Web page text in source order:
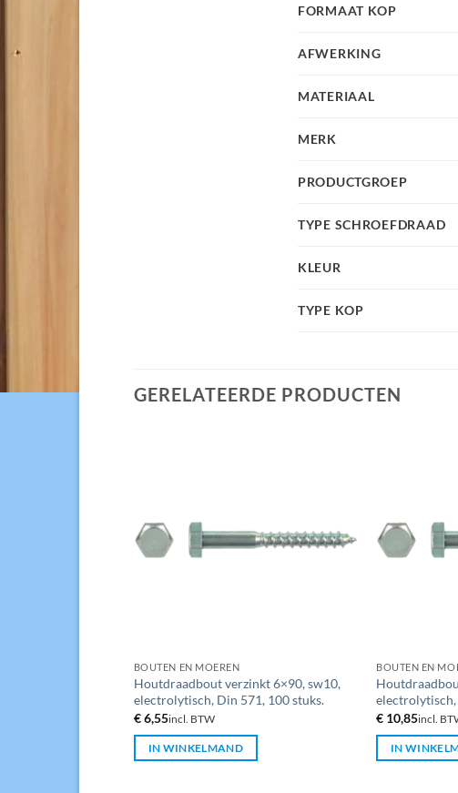
FORMAAT KOP
AFWERKING
MATERIAAL
MERK
PRODUCTGROEP
TYPE SCHROEFDRAAD
KLEUR
TYPE KOP
GERELATEERDE PRODUCTEN
BOUTEN EN MOEREN
Houtdraadbout verzinkt 6×90, sw10,
electrolytisch, Din 571, 100 stuks.
€6,55incl. BTW
IN WINKELMAND
BOUTEN EN
electrolytisch,
€ 10,85incl.
IN